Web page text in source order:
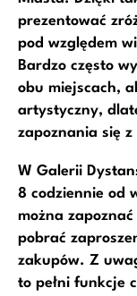
prezentować
pod względem
Bardzo często
obu miejscach,
artystyczny,
zapoznania się
W Galerii
8 codziennie od
można
pobrać
zakupów. Z
to pełni funkcje